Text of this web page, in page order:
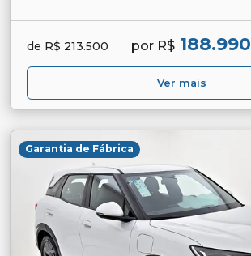
de R$ 213.500 por R$ 188.990
Ver mais
Garantia de Fábrica